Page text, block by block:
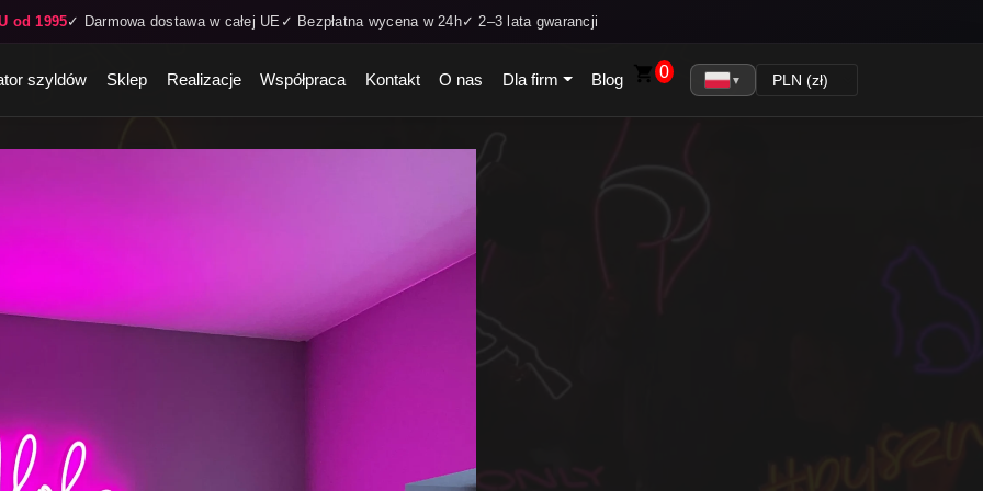
od 1995✓ Darmowa dostawa w całej UE ✓ Bezpłatna wycena w 24h✓ 2–3 lata gwarancji
szyldów Sklep Realizacje Współpraca Kontakt O nas Dla firm Blog 0 ▼